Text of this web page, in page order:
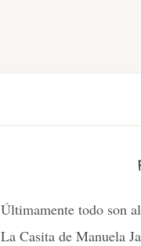
Últimamente todo son
La Casita de Manuela